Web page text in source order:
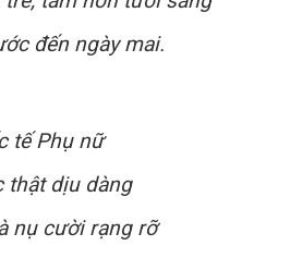
đến ngày mai.
tế Phụ nữ
thật dịu dàng
nụ cười rạng rỡ